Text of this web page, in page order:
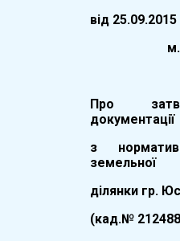
вiд 25.09.2015
Про
документації
з
земельної
ділянки
(кад.№